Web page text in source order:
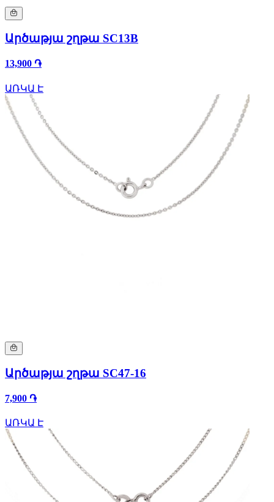
Արծաթյա շղթա SC13B
13,900 ֏
ԱՌԿԱ Է
Արծաթյա շղթա SC47-16
7,900 ֏
ԱՌԿԱ Է